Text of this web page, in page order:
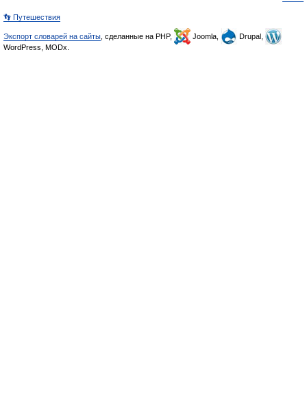
👣 Путешествия
Экспорт словарей на сайты , сделанные на PHP, Joomla,
Drupal,
WordPress, MODx.